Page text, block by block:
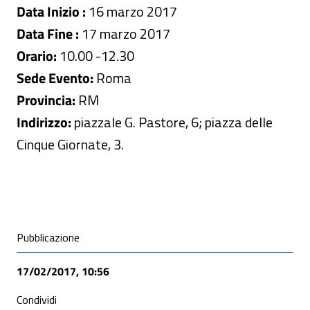
Data Inizio : 16 marzo 2017
Data Fine : 17 marzo 2017
Orario: 10.00 -12.30
Sede Evento: Roma
Provincia: RM
Indirizzo:piazzale G. Pastore, 6; piazza delle
Cinque Giornate, 3.
Condivisione social
Pubblicazione
17/02/2017, 10:56
Condividi